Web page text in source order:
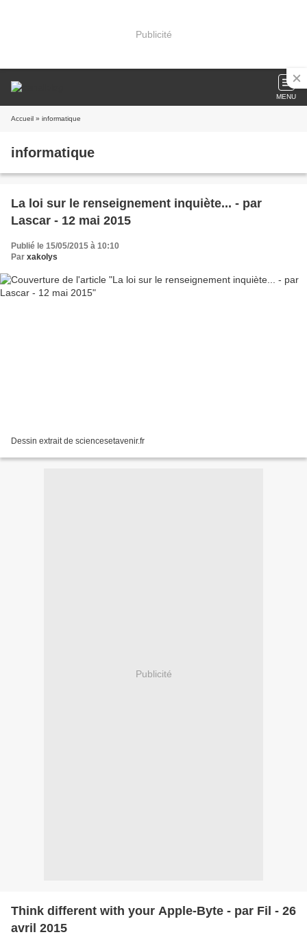
Publicité
MENU
Accueil » informatique
informatique
La loi sur le renseignement inquiète... - par
Lascar - 12 mai 2015
Publié le 15/05/2015 à 10:10
Par xakolys
Dessin extrait de sciencesetavenir.fr
Publicité
Think different with your Apple-Byte - par Fil - 26
avril 2015